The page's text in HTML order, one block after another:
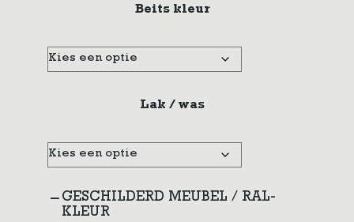
Beits kleur
Lak / was
GESCHILDERD MEUBEL / RAL-
KLEUR